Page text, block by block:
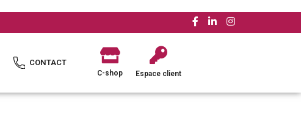
CONTACT
C-shop Espace client